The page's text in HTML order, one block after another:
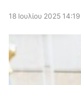
18 Ιουλίου 2025 14:19